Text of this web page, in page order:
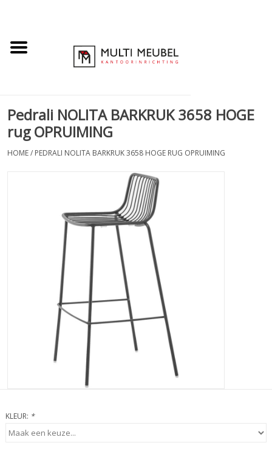
Pedrali NOLITA BARKRUK 3658 HOGE
rug OPRUIMING
HOME/ PEDRALI NOLITA BARKRUK 3658 HOGE RUG OPRUIMING
KLEUR: *